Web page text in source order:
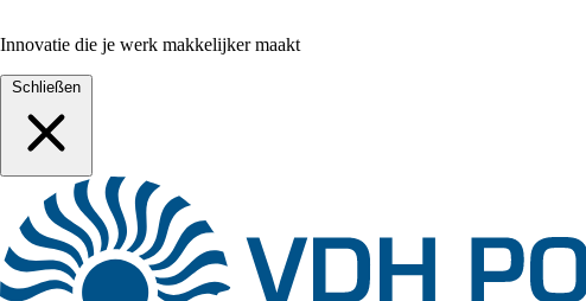
Innovatie die je werk makkelijker maakt
Schließen